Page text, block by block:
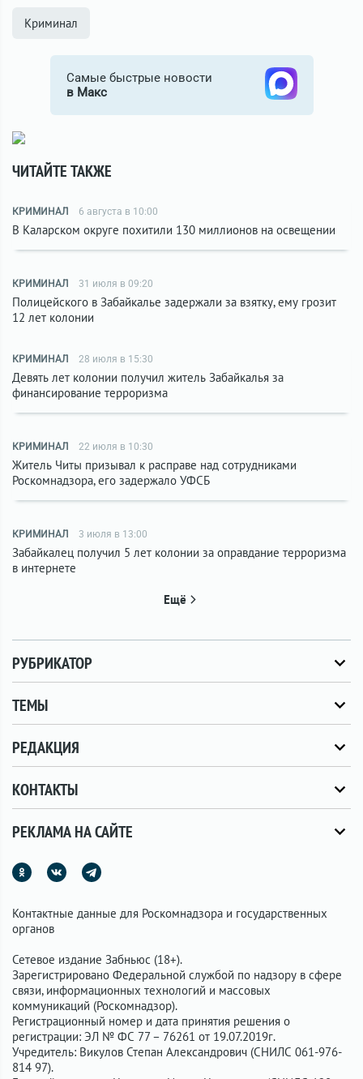
Криминал
Самые быстрые новости
в Макс
ЧИТАЙТЕ ТАКЖЕ
КРИМИНАЛ 6 августа в 10:00
В Каларском округе похитили 130 миллионов на освещении
КРИМИНАЛ 31 июля в 09:20
Полицейского в Забайкалье задержали за взятку, ему грозит
12 лет колонии
КРИМИНАЛ 28 июля в 15:30
Девять лет колонии получил житель Забайкалья за
финансирование терроризма
КРИМИНАЛ 22 июля в 10:30
Житель Читы призывал к расправе над сотрудниками
Роскомнадзора, его задержало УФСБ
КРИМИНАЛ 3 июля в 13:00
Забайкалец получил 5 лет колонии за оправдание терроризма
в интернете
Ещё
РУБРИКАТОР
ТЕМЫ
РЕДАКЦИЯ
КОНТАКТЫ
РЕКЛАМА НА САЙТЕ
Контактные данные для Роскомнадзора и государственных
органов
Сетевое издание Забньюс (18+).
Зарегистрировано Федеральной службой по надзору в сфере
связи, информационных технологий и массовых
коммуникаций (Роскомнадзор).
Регистрационный номер и дата принятия решения о
регистрации: ЭЛ № ФС 77 – 76261 от 19.07.2019г.
Учредитель: Викулов Степан Александрович (СНИЛС 061-976-
814 97).